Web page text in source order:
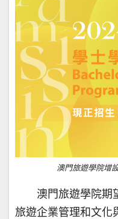
澳門旅遊學院增
澳門旅遊學院期
旅遊企業管理和文化